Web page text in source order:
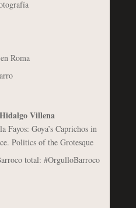
Roma
Villena
Fayos: Goya’s Caprichos in
Politics of the Grotesque
total: #OrgulloBarroco